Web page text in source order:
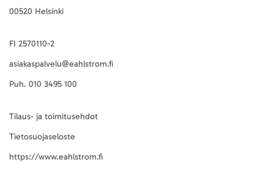
00520 Helsinki
FI 2570110-2
asiakaspalvelu@eahlstrom.fi
Puh. 010 3495 100
Tilaus- ja toimitusehdot
Tietosuojaseloste
https://www.eahlstrom.fi